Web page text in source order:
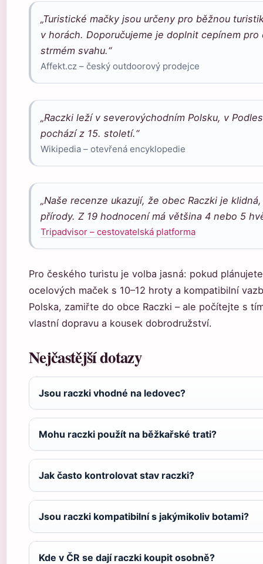
„Turistické mačky jsou určeny pro běžnou
v horách. Doporučujeme je doplnit cepínem
strmém svahu.“
Affekt.cz – český outdoorový prodejce
„Raczki leží v severovýchodním Polsku, v
pochází z 15. století.“
Wikipedia – otevřená encyklopedie
„Naše recenze ukazují, že obec Raczki je
přírody. Z 19 hodnocení má většina 4 nebo 5
Tripadvisor – cestovatelská platforma
Pro českého turistu je volba jasná: pokud
ocelových maček s 10–12 hroty a kompatibilní
Polska, zamiřte do obce Raczki – ale počítejte s
vlastní dopravu a kousek dobrodružství.
Nejčastější dotazy
Jsou raczki vhodné na ledovec?
Mohu raczki použít na běžkařské trati?
Jak často kontrolovat stav raczki?
Jsou raczki kompatibilní s jakýmikoliv botami?
Kde v ČR se dají raczki koupit osobně?